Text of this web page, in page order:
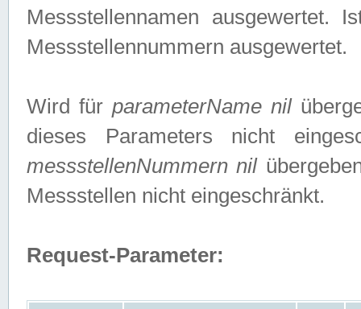
Messstellennamen ausgewertet.
Messstellennummern ausgewertet.
Wird fürparameterName nil
dieses Parameters nicht
messstellenNummern nil
Messstellen nicht eingeschränkt.
Request-Parameter: